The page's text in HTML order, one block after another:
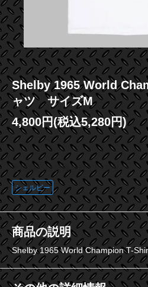
Shelby 1965 World
ャツ サイズM
4,800円(税込5,280円)
この商品に登録されているタグ
シェルビー
商品の説明
Shelby 1965 World Champion T-